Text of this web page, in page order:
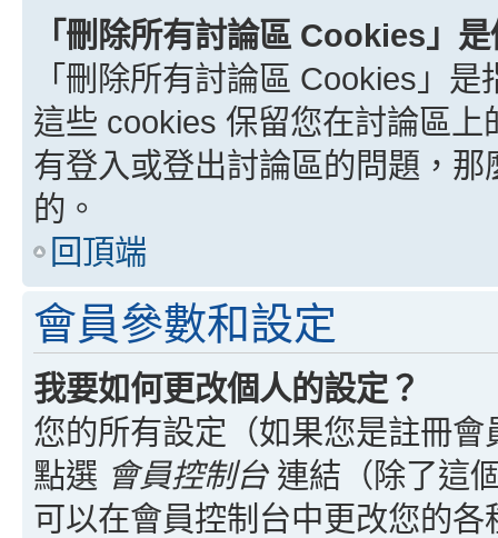
「刪除所有討論區 Cookies」
「刪除所有討論區 Cookies」
這些 cookies 保留您在討論區
有登入或登出討論區的問題，
的。
回頂端
會員參數和設定
我要如何更改個人的設定？
您的所有設定（如果您是註冊
點選 會員控制台連結（除了這
可以在會員控制台中更改您的各